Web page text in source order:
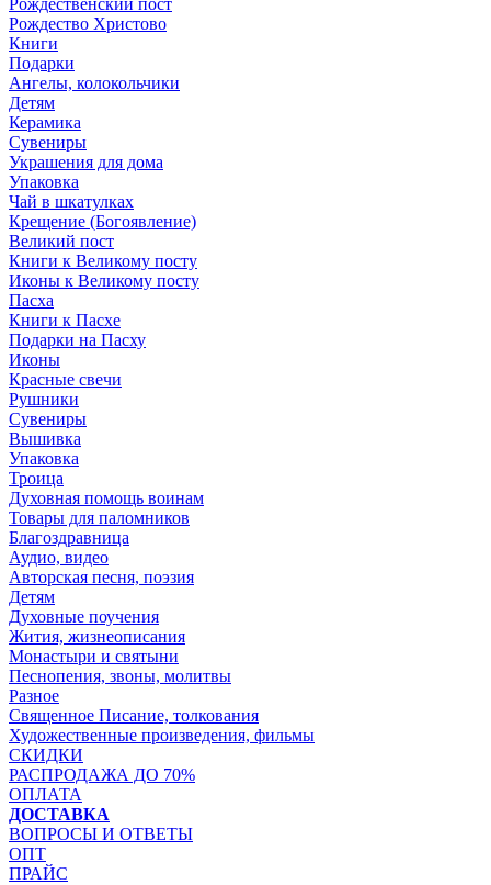
Рождественский пост
Рождество Христово
Книги
Подарки
Ангелы, колокольчики
Детям
Керамика
Сувениры
Украшения для дома
Упаковка
Чай в шкатулках
Крещение (Богоявление)
Великий пост
Книги к Великому посту
Иконы к Великому посту
Пасха
Книги к Пасхе
Подарки на Пасху
Иконы
Красные свечи
Рушники
Сувениры
Вышивка
Упаковка
Троица
Духовная помощь воинам
Товары для паломников
Благоздравница
Аудио, видео
Авторская песня, поэзия
Детям
Духовные поучения
Жития, жизнеописания
Монастыри и святыни
Песнопения, звоны, молитвы
Разное
Священное Писание, толкования
Художественные произведения, фильмы
СКИДКИ
РАСПРОДАЖА ДО 70%
ОПЛАТА
ДОСТАВКА
ВОПРОСЫ И ОТВЕТЫ
ОПТ
ПРАЙС